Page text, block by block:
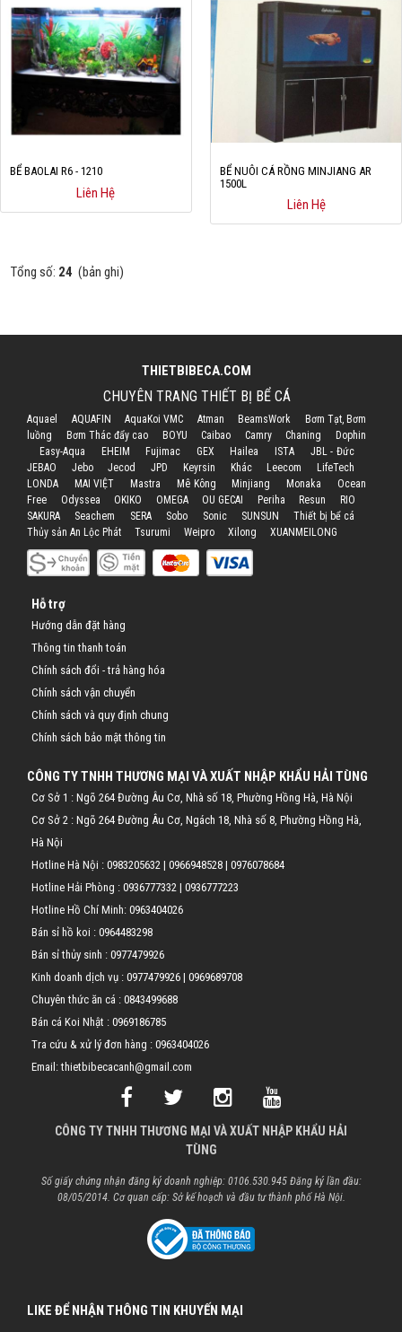
BỂ BAOLAI R6 - 1210
Liên Hệ
BỂ NUÔI CÁ RỒNG MINJIANG AR
1500L
Liên Hệ
Tổng số: 24 (bản ghi)
THIETBIBECA.COM
CHUYÊN TRANG THIẾT BỊ BỂ CÁ
Aquael AQUAFIN AquaKoi VMC Atman BeamsWork
Bơm Tạt, Bơm
luồng
Bơm Thác đẩy cao BOYU Caibao Camry Chaning
Dophin
Easy-Aqua
EHEIM Fujimac GEX Hailea ISTA
JBL - Đức
JEBAO
Jebo Jecod JPD Keyrsin Khác Leecom
LifeTech
LONDA
MAI VIỆT Mastra Mê Kông Minjiang Monaka
Ocean
Free
Odyssea OKIKO OMEGA OU GECAI Periha Resun
RIO
SAKURA
Seachem SERA Sobo Sonic SUNSUN
Thiết bị bể cá
Thủy sản An Lộc Phát
Tsurumi Weipro Xilong XUANMEILONG
Hỗ trợ
Hướng dẫn đặt hàng
Thông tin thanh toán
Chính sách đổi - trả hàng hóa
Chính sách vận chuyển
Chính sách và quy định chung
Chính sách bảo mật thông tin
CÔNG TY TNHH THƯƠNG MẠI VÀ XUẤT NHẬP KHẨU HẢI TÙNG
Cơ Sở 1 : Ngõ 264 Đường Âu Cơ, Nhà số 18, Phường Hồng Hà, Hà Nội
Cơ Sở 2 : Ngõ 264 Đường Âu Cơ, Ngách 18, Nhà số 8, Phường Hồng Hà,
Hà Nội
Hotline Hà Nội : 0983205632 | 0966948528 | 0976078684
Hotline Hải Phòng : 0936777332 | 0936777223
Hotline Hồ Chí Minh: 0963404026
Bán sỉ hồ koi : 0964483298
Bán sỉ thủy sinh : 0977479926
Kinh doanh dịch vụ : 0977479926 | 0969689708
Chuyên thức ăn cá : 0843499688
Bán cá Koi Nhật : 0969186785
Tra cứu & xử lý đơn hàng : 0963404026
Email: thietbibecacanh@gmail.com
CÔNG TY TNHH THƯƠNG MẠI VÀ XUẤT NHẬP KHẨU HẢI
TÙNG
Số giấy chứng nhận đăng ký doanh nghiệp: 0106.530.945 Đăng ký lần đầu:
08/05/2014. Cơ quan cấp: Sở kế hoạch và đầu tư thành phố Hà Nội.
LIKE ĐỂ NHẬN THÔNG TIN KHUYẾN MẠI